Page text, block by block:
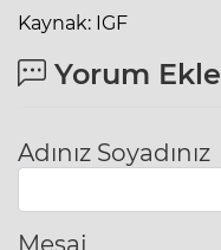
Kaynak: IGF
Yorum Ekle
Adınız Soyadınız
Mesaj